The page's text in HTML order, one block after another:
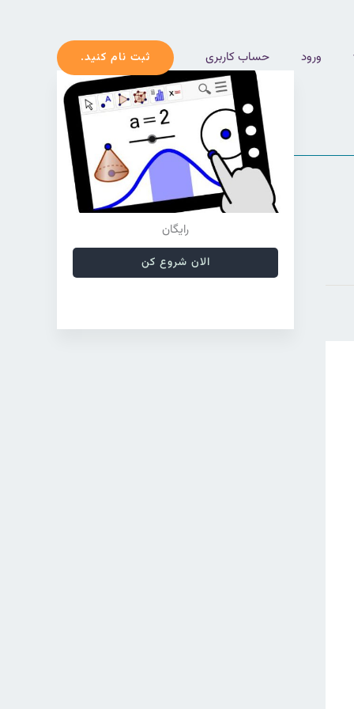
ورود حساب کاربری ثبت نام کنید.
رایگان
الان شروع کن